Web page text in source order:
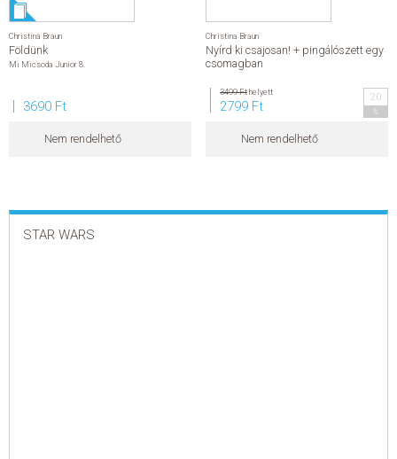
Christina Braun
Földünk
Mi Micsoda Junior 8.
3690 Ft
Nem rendelhető
Christina Braun
Nyírd ki csajosan! + pingálószett egy
csomagban
3499 Fthelyett
2799 Ft
20
Nem rendelhető
STAR WARS